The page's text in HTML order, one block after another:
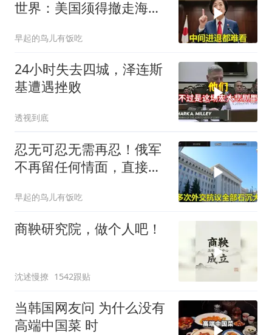
世界：美国须得撤走海马
早起的鸟儿有饭吃
24小时失去四城，泽连斯
基遭遇挫败
透视到底
忍无可忍无需再忍！俄军
不再留任何情面，直接炸
早起的鸟儿有饭吃
商鞅研究院，做个人吧！
沈述慢撩 1542跟贴
当韩国网友问 为什么没有
高端中国菜 时